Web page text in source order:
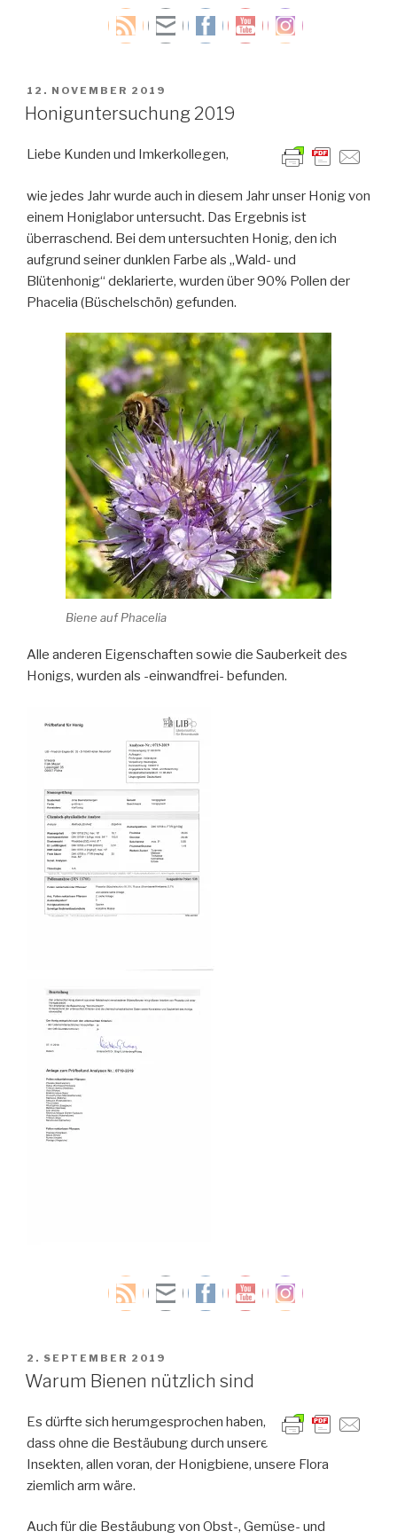
VERÖFFENTLICHT
AM
12. NOVEMBER 2019
Honiguntersuchung 2019
Liebe Kunden und Imkerkollegen,
wie jedes Jahr wurde auch in diesem Jahr unser Honig von
einem Honiglabor untersucht. Das Ergebnis ist
überraschend. Bei dem untersuchten Honig, den ich
aufgrund seiner dunklen Farbe als „Wald- und
Blütenhonig“ deklarierte, wurden über 90% Pollen der
Phacelia (Büschelschön) gefunden.
Biene auf Phacelia
Alle anderen Eigenschaften sowie die Sauberkeit des
Honigs, wurden als -einwandfrei- befunden.
VERÖFFENTLICHT
AM
2. SEPTEMBER 2019
Warum Bienen nützlich sind
Es dürfte sich herumgesprochen haben,
dass ohne die Bestäubung durch unsere
Insekten, allen voran, der Honigbiene, unsere Flora
ziemlich arm wäre.
Auch für die Bestäubung von Obst-, Gemüse- und